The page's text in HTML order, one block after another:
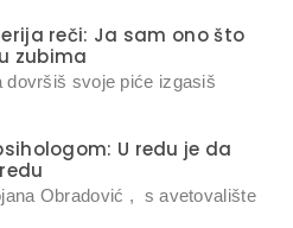
reči: Ja sam ono što
zubima
dovršiš svoje piće izgasiš
U redu je da
Obradović , s avetovalište